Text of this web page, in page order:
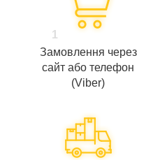
1
Замовлення через
сайт або телефон
(Viber)